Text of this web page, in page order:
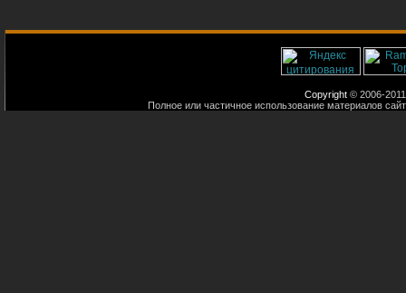
Copyright © 2006-
Полное или частичное использование материалов